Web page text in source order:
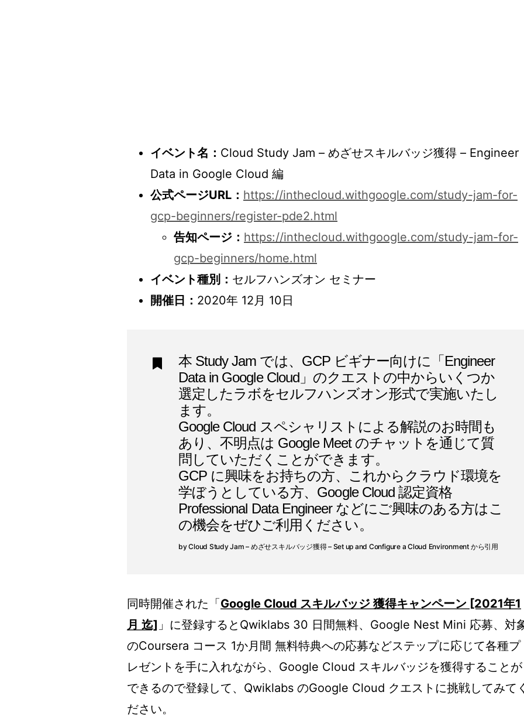
イベント名： Cloud Study Jam – めざせスキルバッジ獲得 – Engineer
Data in Google Cloud 編
公式ページURL： https://inthecloud.withgoogle.com/study-jam-for-
gcp-beginners/register-pde2.html
告知ページ： https://inthecloud.withgoogle.com/study-jam-for-
gcp-beginners/home.html
イベント種別： セルフハンズオン セミナー
開催日： 2020年 12月 10日
本 Study Jam では、GCP ビギナー向けに「Engineer
Data in Google Cloud」のクエストの中からいくつか
選定したラボをセルフハンズオン形式で実施いたし
ます。
Google Cloud スペシャリストによる解説のお時間も
あり、不明点は Google Meet のチャットを通じて質
問していただくことができます。
GCP に興味をお持ちの方、これからクラウド環境を
学ぼうとしている方、Google Cloud 認定資格
Professional Data Engineer などにご興味のある方はこ
の機会をぜひご利用ください。
Cloud Study Jam – めざせスキルバッジ獲得 – Set up and Configure a Cloud Environment から引用
同時開催された「Google Cloud スキルバッジ 獲得キャンペーン [2021年1
月 迄] 」に登録するとQwiklabs 30 日間無料、Google Nest Mini 応募、対
のCoursera コース 1か月間 無料特典への応募などステップに応じて各種プ
レゼントを手に入れながら、Google Cloud スキルバッジを獲得することが
できるので登録して、Qwiklabs のGoogle Cloud クエストに挑戦してみて
ださい。